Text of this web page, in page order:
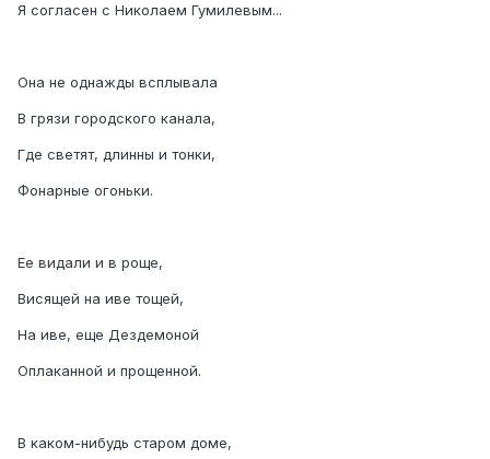
Я согласен с Николаем Гумилевым...
Она не однажды всплывала
В грязи городского канала,
Где светят, длинны и тонки,
Фонарные огоньки.
Ее видали и в роще,
Висящей на иве тощей,
На иве, еще Дездемоной
Оплаканной и прощенной.
В каком-нибудь старом доме,